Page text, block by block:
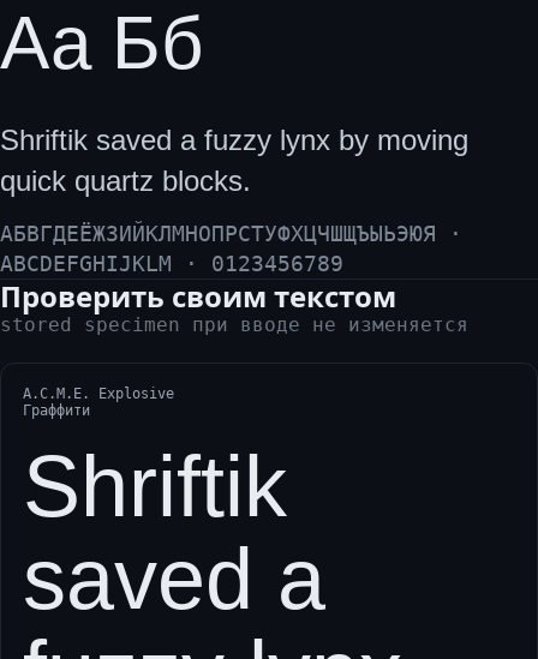
Аа Бб
Shriftik saved a fuzzy lynx by moving
quick quartz blocks.
АБВГДЕЁЖЗИЙКЛМНОПРСТУФХЦЧШЩЪЫЬЭЮЯ ·
ABCDEFGHIJKLM · 0123456789
Проверить своим текстом
stored specimen при вводе не изменяется
A.C.M.E. Explosive
Граффити
Shriftik
saved a